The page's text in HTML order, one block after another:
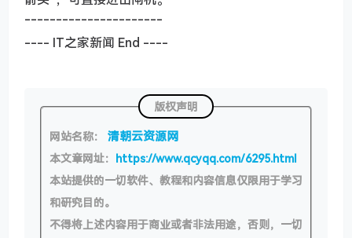
----------------------
---- IT之家新闻 End ----
版权声明
网站名称： 清朝云资源网
本文章网址： https://www.qcyqq.com/6295.html
本站提供的一切软件、教程和内容信息仅限用于学习
和研究目的。
不得将上述内容用于商业或者非法用途，否则，一切